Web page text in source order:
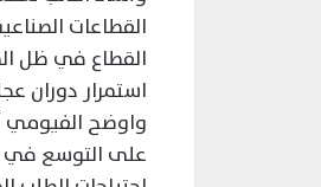
القطاعات
القطاع في ظل
استمرار دوران عجلة
واوضح الفيومي
على التوسع في